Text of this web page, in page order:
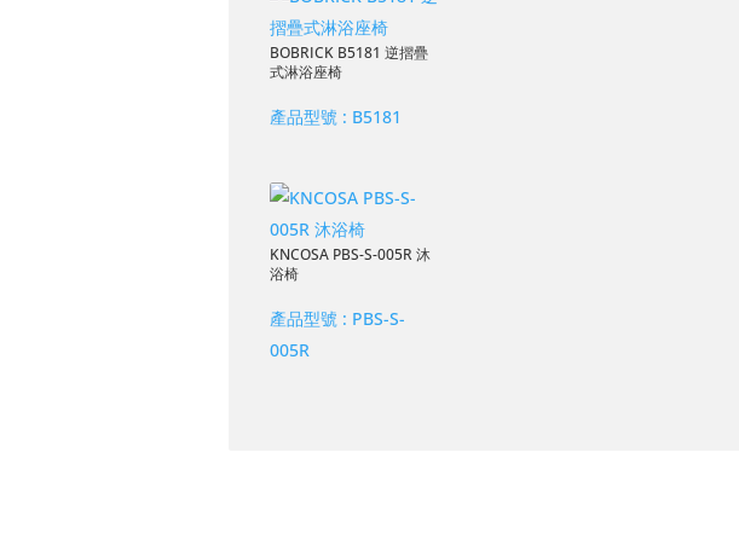
BOBRICK B5181 逆摺疊
式淋浴座椅
產品型號 : B5181
KNCOSA PBS-S-005R 沐
浴椅
產品型號 : PBS-S-
005R